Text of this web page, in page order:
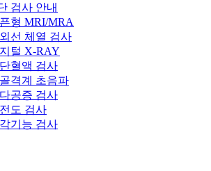
검사 안내
형 MRI/MRA
선 체열 검사
털 X-RAY
혈액 검사
격계 초음파
공증 검사
도 검사
기능 검사